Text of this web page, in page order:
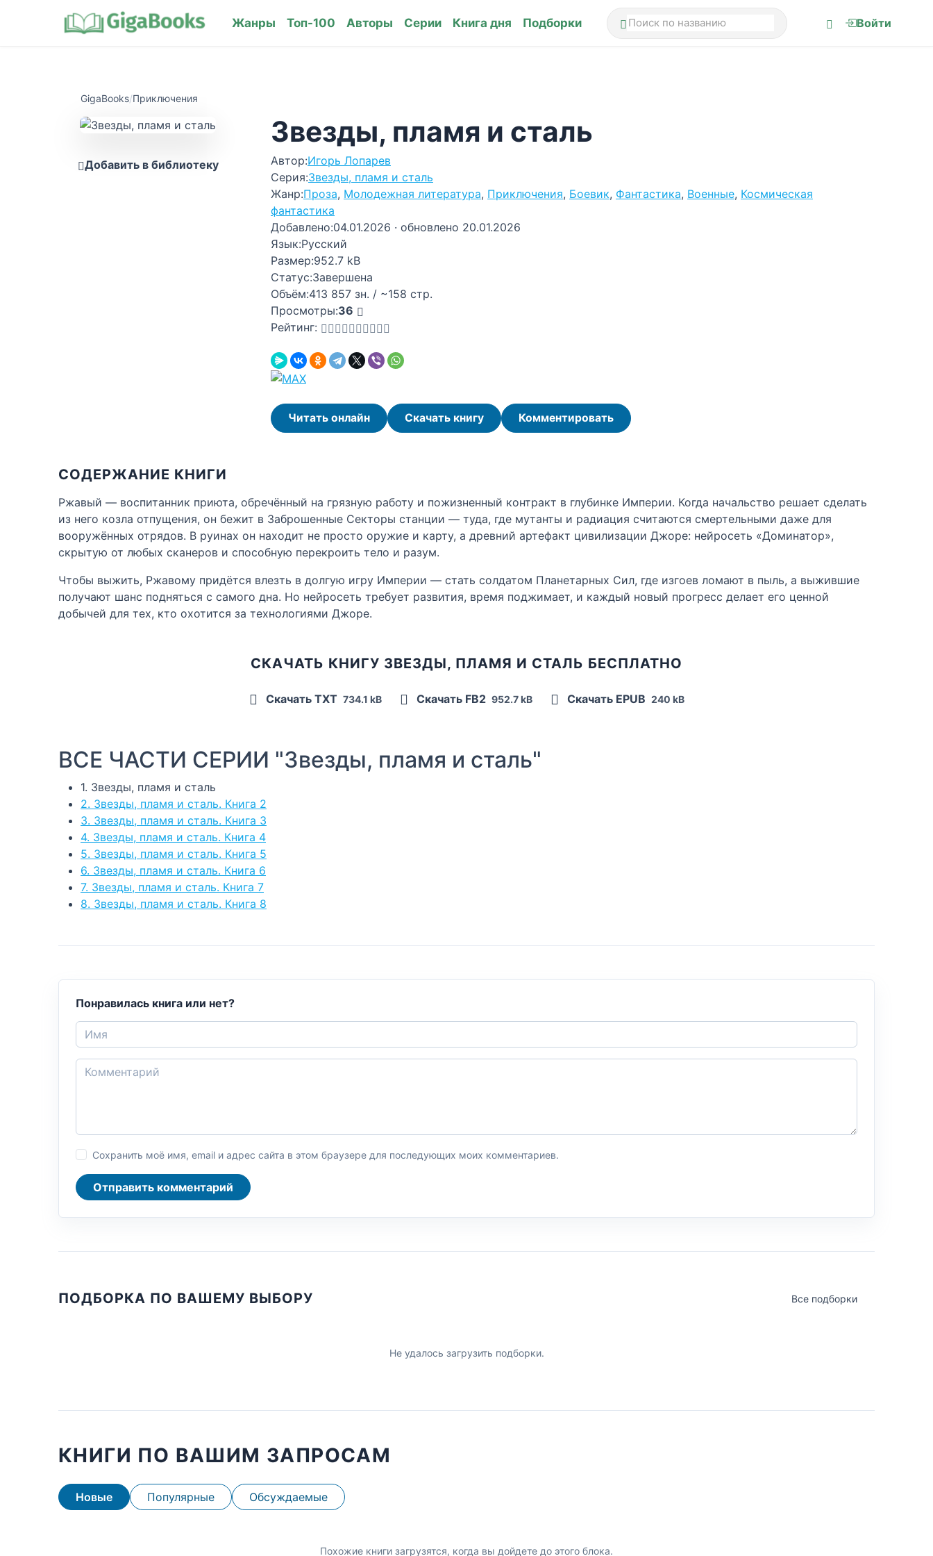
Жанры Топ-100 Авторы Серии Книга дня Подборки Войти
GigaBooks/Приключения
Добавить в библиотеку
Звезды, пламя и сталь
Автор:Игорь Лопарев
Серия:Звезды, пламя и сталь
Жанр:Проза, Молодежная литература, Приключения, Боевик, Фантастика, Военные, Космическая
фантастика
Добавлено:04.01.2026 · обновлено 20.01.2026
Язык:Русский
Размер:952.7 kB
Статус:Завершена
Объём:413 857 зн. / ~158 стр.
Просмотры:36
Рейтинг:
Читать онлайн Скачать книгу Комментировать
СОДЕРЖАНИЕ КНИГИ
Ржавый — воспитанник приюта, обречённый на грязную работу и пожизненный контракт в глубинке Империи. Когда начальство решает сделать
из него козла отпущения, он бежит в Заброшенные Секторы станции — туда, где мутанты и радиация считаются смертельными даже для
вооружённых отрядов. В руинах он находит не просто оружие и карту, а древний артефакт цивилизации Джоре: нейросеть «Доминатор»,
скрытую от любых сканеров и способную перекроить тело и разум.
Чтобы выжить, Ржавому придётся влезть в долгую игру Империи — стать солдатом Планетарных Сил, где изгоев ломают в пыль, а выжившие
получают шанс подняться с самого дна. Но нейросеть требует развития, время поджимает, и каждый новый прогресс делает его ценной
добычей для тех, кто охотится за технологиями Джоре.
СКАЧАТЬ КНИГУ ЗВЕЗДЫ, ПЛАМЯ И СТАЛЬ БЕСПЛАТНО
Скачать TXT 734.1 kB Скачать FB2 952.7 kB Скачать EPUB 240 kB
ВСЕ ЧАСТИ СЕРИИ "Звезды, пламя и сталь"
1. Звезды, пламя и сталь
2. Звезды, пламя и сталь. Книга 2
3. Звезды, пламя и сталь. Книга 3
4. Звезды, пламя и сталь. Книга 4
5. Звезды, пламя и сталь. Книга 5
6. Звезды, пламя и сталь. Книга 6
7. Звезды, пламя и сталь. Книга 7
8. Звезды, пламя и сталь. Книга 8
Понравилась книга или нет?
Сохранить моё имя, email и адрес сайта в этом браузере для последующих моих комментариев.
Отправить комментарий
ПОДБОРКА ПО ВАШЕМУ ВЫБОРУ Все подборки
Не удалось загрузить подборки.
КНИГИ ПО ВАШИМ ЗАПРОСАМ
Новые Популярные Обсуждаемые
Похожие книги загрузятся, когда вы дойдете до этого блока.